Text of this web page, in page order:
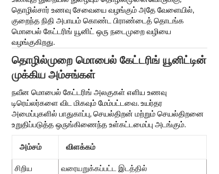
தொழில்சார் உணவு சேவையை வழங்கும் அதே வேளையில்,
குறைந்த நிதி அபாயம் கொண்ட பிராண்டைத் தொடங்க
மொபைல் கேட்டரிங் யூனிட் ஒரு நடைமுறை வழியை
வழங்குகிறது.
தொழில்முறை மொபைல் கேட்டரிங் யூனிட்டின்
முக்கிய அம்சங்கள்
நவீன மொபைல் கேட்டரிங் அலகுகள் எளிய உணவு
டிரெய்லர்களை விட மிகவும் மேம்பட்டவை. உயர்தர
அமைப்புகளில் பாதுகாப்பு, செயல்திறன் மற்றும் செயல்திறனை
உறுதிப்படுத்த ஒருங்கிணைந்த உள்கட்டமைப்பு அடங்கும்.
அம்சம் விளக்கம்
சிறிய
வரையறுக்கப்பட்ட இடத்தில்